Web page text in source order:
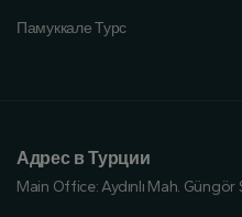
Памуккале Турс
Адрес в Турции
Main Office:Aydınlı Mah.